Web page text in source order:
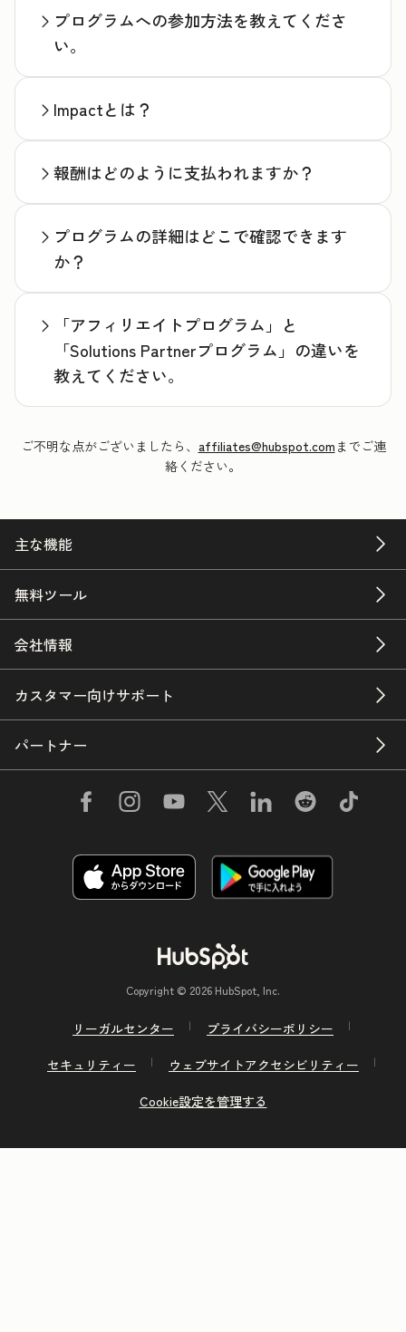
プログラムへの参加方法を教えてくださ
い。
Impactとは？
報酬はどのように支払われますか？
プログラムの詳細はどこで確認できます
か？
「アフィリエイトプログラム」と
「Solutions Partnerプログラム」の違いを
教えてください。
ご不明な点がございましたら、 affiliates@hubspot.com までご連
絡ください。
主な機能
無料ツール
会社情報
カスタマー向けサポート
パートナー
Copyright © 2026 HubSpot, Inc.
リーガルセンター
プライバシーポリシー
セキュリティー
ウェブサイトアクセシビリティー
Cookie設定を管理する